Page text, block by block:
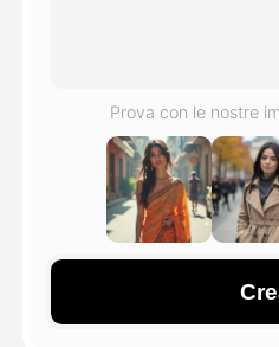
Vedi tutti
Blog
Prova con le nostre